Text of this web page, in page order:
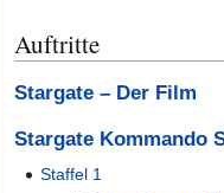
Auftritte
Stargate – Der Film
Stargate Kommando
Staffel 1